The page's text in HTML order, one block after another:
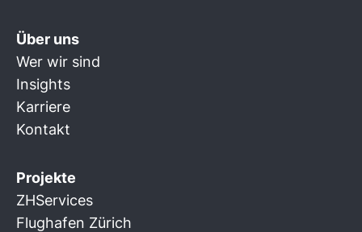
Über uns
Wer wir sind
Insights
Karriere
Kontakt
Projekte
ZHServices
Flughafen Zürich